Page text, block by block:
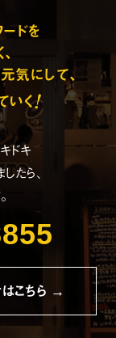
ドを
気にして、
いく!
ドキ
たら、
こちら →